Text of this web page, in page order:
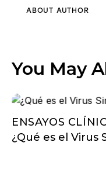
ABOUT AUTHOR
You May
ENSAYOS
¿Qué es el Virus